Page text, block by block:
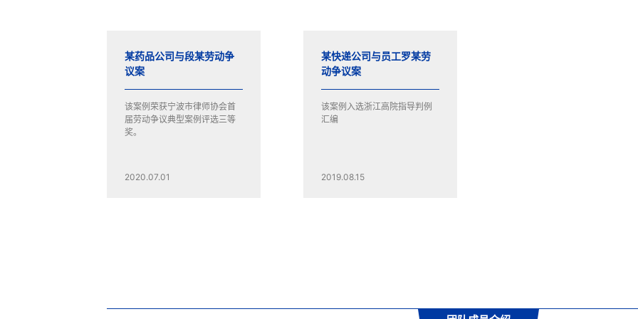
某药品公司与段某劳动争
议案
该案例荣获宁波市律师协会首
届劳动争议典型案例评选三等
奖。
2020.07.01
某快递公司与员工罗某劳
动争议案
该案例入选浙江高院指导判例
汇编
2019.08.15